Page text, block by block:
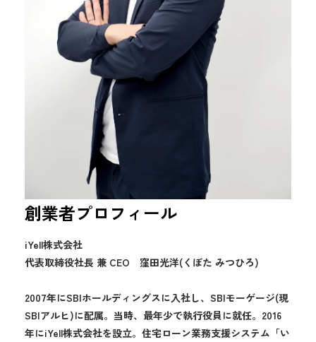
創業者プロフィール
iYell株式会社
代表取締役社長 兼 CEO 窪田光洋(くぼた みつひろ)
2007年にSBIホールディングスに入社し、SBIモーゲージ(現
SBIアルヒ)に配属。当時、最年少で執行役員に就任。2016
年にiYell株式会社を設立。住宅ローン業務支援システム「い